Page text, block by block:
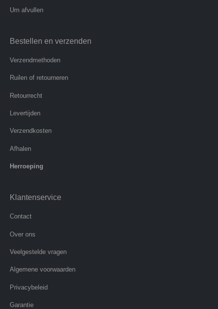
Urn afvullen
Bestellen en verzenden
Verzendmethoden
Ruilen of retourneren
Retourrecht
Levertijden
Verzendkosten
Afhalen
Herroeping
Klantenservice
Contact
Over ons
Veelgestelde vragen
Algemene voorwaarden
Privacybeleid
Garantie